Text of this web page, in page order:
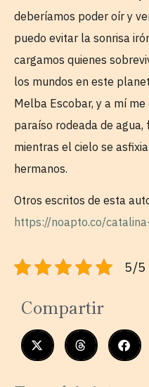
deberíamos poder oír y
puedo evitar la sonrisa
cargamos quienes
los mundos en este
Melba Escobar, y a mí
paraíso rodeada de
mientras el cielo se
hermanos.
Otros escritos de esta
https://noapto.co/
5/5
Compartir